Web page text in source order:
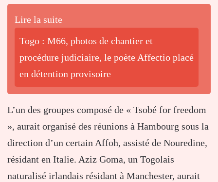
Lire la suite
Togo : M66, photos de chantier et
procédure judiciaire, le poète Affectio placé
en détention provisoire
L’un des groupes composé de « Tsobé for freedom
», aurait organisé des réunions à Hambourg sous la
direction d’un certain Affoh, assisté de Nouredine,
résidant en Italie. Aziz Goma, un Togolais
naturalisé irlandais résidant à Manchester, aurait